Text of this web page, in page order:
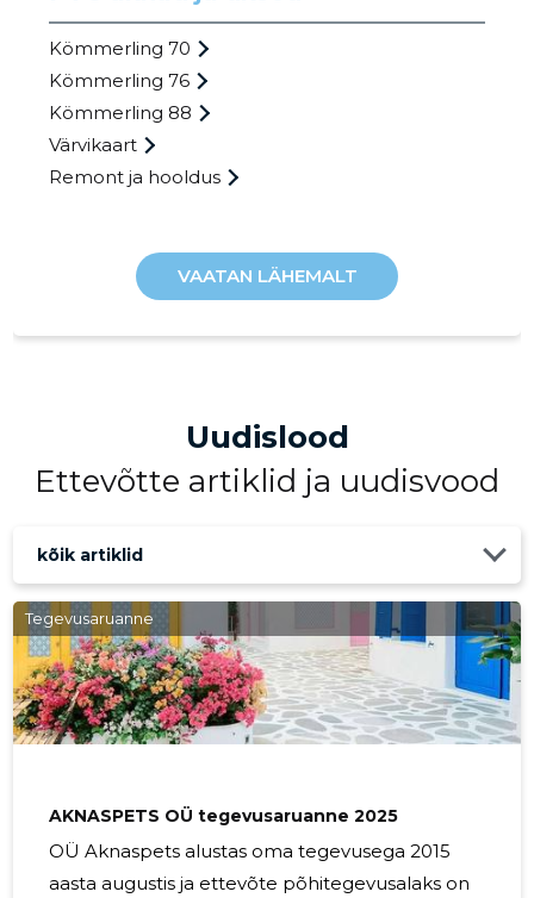
Kömmerling 70
Kömmerling 76
Kömmerling 88
Värvikaart
Remont ja hooldus
VAATAN LÄHEMALT
Uudislood
Ettevõtte artiklid ja uudisvood
kõik artiklid
Tegevusaruanne
AKNASPETS OÜ tegevusaruanne 2025
OÜ Aknaspets alustas oma tegevusega 2015
aasta augustis ja ettevõte põhitegevusalaks on